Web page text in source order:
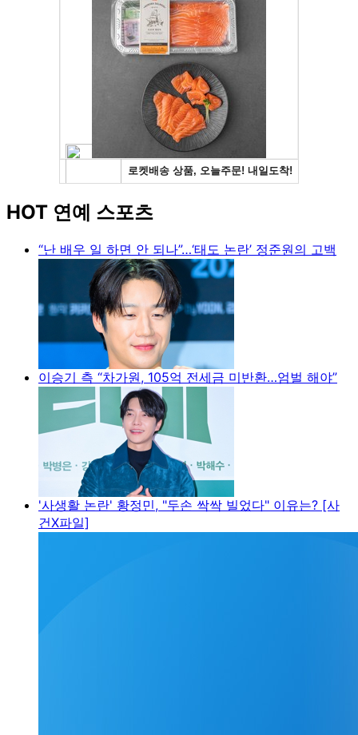
HOT 연예 스포츠
“난 배우 일 하면 안 되나”…‘태도 논란’ 정준원의 고백
이승기 측 “차가원, 105억 전세금 미반환…엄벌 해야”
'사생활 논란' 황정민, "두손 싹싹 빌었다" 이유는? [사
건X파일]